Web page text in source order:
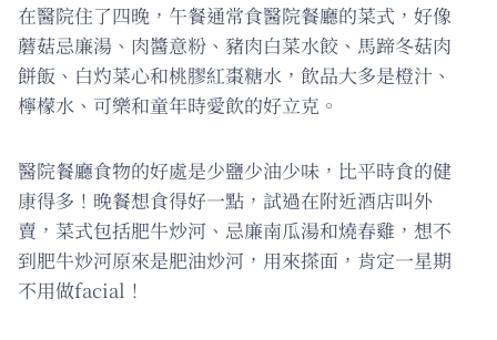
在醫院住了四晚，午餐通常食醫院餐廳的菜式，好像
蘑菇忌廉湯、肉醬意粉、豬肉白菜水餃、馬蹄冬菇肉
餅飯、白灼菜心和桃膠紅棗糖水，飲品大多是橙汁、
檸檬水、可樂和童年時愛飲的好立克。
醫院餐廳食物的好處是少鹽少油少味，比平時食的健
康得多！晚餐想食得好一點，試過在附近酒店叫外
賣，菜式包括肥牛炒河、忌廉南瓜湯和燒春雞，想不
到肥牛炒河原來是肥油炒河，用來搽面，肯定一星期
不用做facial！